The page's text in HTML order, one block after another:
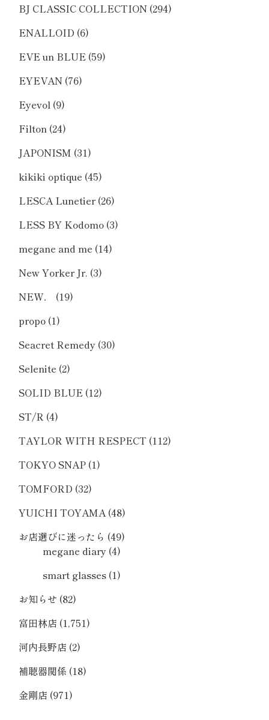
BJ CLASSIC COLLECTION (294)
ENALLOID (6)
EVE un BLUE (59)
EYEVAN (76)
Eyevol (9)
Filton (24)
JAPONISM (31)
kikiki optique (45)
LESCA Lunetier(26)
LESS BY Kodomo (3)
megane and me (14)
New Yorker Jr. (3)
NEW．
(19)
propo (1)
Seacret Remedy (30)
Selenite (2)
SOLID BLUE (12)
ST/R (4)
TAYLOR WITH RESPECT (112)
TOKYO SNAP (1)
TOMFORD (32)
YUICHI TOYAMA (48)
お店選びに迷ったら (49)
megane diary (4)
smart glasses (1)
お知らせ (82)
富田林店 (1,751)
河内長野店 (2)
補聴器関係 (18)
金剛店 (971)